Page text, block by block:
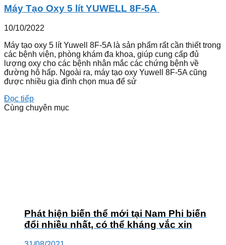
Máy Tạo Oxy 5 lít YUWELL 8F-5A
10/10/2022
Máy tạo oxy 5 lít Yuwell 8F-5A là sản phẩm rất cần thiết trong
các bệnh viện, phòng khám đa khoa, giúp cung cấp đủ
lượng oxy cho các bệnh nhân mắc các chứng bệnh về
đường hô hấp. Ngoài ra, máy tạo oxy Yuwell 8F-5A cũng
được nhiều gia đình chọn mua để sử
Đọc tiếp
Cùng chuyên mục
Phát hiện biến thể mới tại Nam Phi biến
đổi nhiều nhất, có thể kháng vắc xin